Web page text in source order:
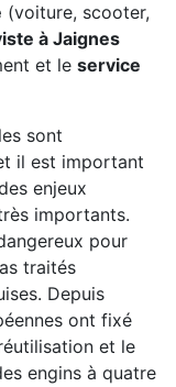
(voiture, scooter,
à Jaignes
et le service
sont
il est important
enjeux
importants.
pour
traités
Depuis
ont fixé
et le
engins à quatre